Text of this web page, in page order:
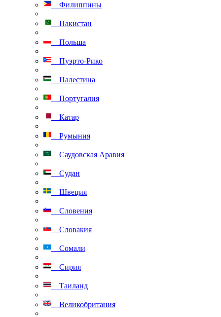
Филиппины
Пакистан
Польша
Пуэрто-Рико
Палестина
Португалия
Катар
Румыния
Саудовская Аравия
Судан
Швеция
Словения
Словакия
Сомали
Сирия
Таиланд
Великобритания